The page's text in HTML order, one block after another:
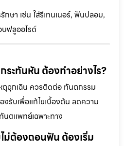
กษา เช่น ใส่รีเทนเนอร์, ฟันปลอม,
ฟลูออไรด์
ะทันหัน ต้องทำอย่างไร?
ฉุกเฉิน ควรติดต่อ ทันตกรรม
งรับเพื่อแก้ไขเบื้องต้น ลดความ
นตแพทย์เฉพาะทาง
ม่ต้องถอนฟัน ต้องเริ่ม